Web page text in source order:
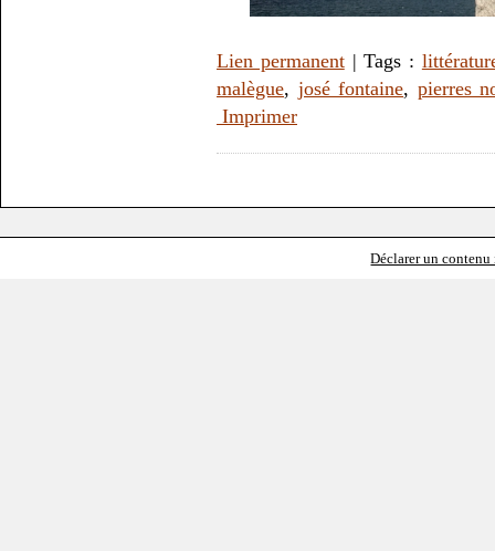
Lien permanent| Tags :
malègue, josé fontaine, pierres
Imprimer
Déclarer un